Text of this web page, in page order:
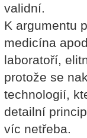
validní.
K argumentu
medicína
laboratoří,
protože se
technologií,
detailní
víc netřeba.